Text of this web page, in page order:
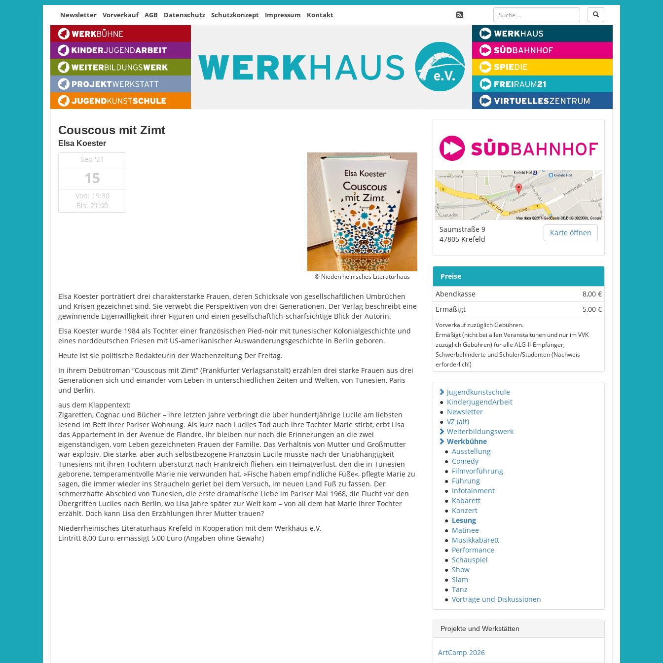
Newsletter Vorverkauf AGB Datenschutz Schutzkonzept Impressum Kontakt
Couscous mit Zimt
Elsa Koester
Sep '21
15
Von: 19:30
Bis: 21:00
© Niederrheinisches Literaturhaus
Elsa Koester porträtiert drei charakterstarke Frauen, deren Schicksale von gesellschaftlichen Umbrüchen
und Krisen gezeichnet sind. Sie verwebt die Perspektiven von drei Generationen. Der Verlag beschreibt eine
gewinnende Eigenwilligkeit ihrer Figuren und einen gesellschaftlich-scharfsichtige Blick der Autorin.
Elsa Koester wurde 1984 als Tochter einer französischen Pied-noir mit tunesischer Kolonialgeschichte und
eines norddeutschen Friesen mit US-amerikanischer Auswanderungsgeschichte in Berlin geboren.
Heute ist sie politische Redakteurin der Wochenzeitung Der Freitag.
In ihrem Debütroman “Couscous mit Zimt” (Frankfurter Verlagsanstalt) erzählen drei starke Frauen aus drei
Generationen sich und einander vom Leben in unterschiedlichen Zeiten und Welten, von Tunesien, Paris
und Berlin.
aus dem Klappentext:
Zigaretten, Cognac und Bücher – ihre letzten Jahre verbringt die über hundertjährige Lucile am liebsten
lesend im Bett ihrer Pariser Wohnung. Als kurz nach Luciles Tod auch ihre Tochter Marie stirbt, erbt Lisa
das Appartement in der Avenue de Flandre. Ihr bleiben nur noch die Erinnerungen an die zwei
eigenständigen, vom Leben gezeichneten Frauen der Familie. Das Verhältnis von Mutter und Großmutter
war explosiv. Die starke, aber auch selbstbezogene Französin Lucile musste nach der Unabhängigkeit
Tunesiens mit ihren Töchtern überstürzt nach Frankreich fliehen, ein Heimatverlust, den die in Tunesien
geborene, temperamentvolle Marie nie verwunden hat. »Fische haben empfindliche Füße«, pflegte Marie zu
sagen, die immer wieder ins Straucheln geriet bei dem Versuch, im neuen Land Fuß zu fassen. Der
schmerzhafte Abschied von Tunesien, die erste dramatische Liebe im Pariser Mai 1968, die Flucht vor den
Übergriffen Luciles nach Berlin, wo Lisa Jahre später zur Welt kam – von all dem hat Marie ihrer Tochter
erzählt. Doch kann Lisa den Erzählungen ihrer Mutter trauen?
Niederrheinisches Literaturhaus Krefeld in Kooperation mit dem Werkhaus e.V.
Eintritt 8,00 Euro, ermässigt 5,00 Euro (Angaben ohne Gewähr)
Karte öffnen
Saumstraße 9
47805 Krefeld
Preise
Abendkasse
8,00 €
Ermäßigt
5,00 €
Vorverkauf zuzüglich Gebühren.
Ermäßigt (nicht bei allen Veranstaltunen und nur im VVK
zuzüglich Gebühren) für alle ALG-II-Empfänger,
Schwerbehinderte und Schüler/Studenten (Nachweis
erforderlich!)
Jugendkunstschule
● KinderJugendArbeit
● Newsletter
● VZ (alt)
Weiterbildungswerk
Werkbühne
● Ausstellung
● Comedy
● Filmvorführung
● Führung
● Infotainment
● Kabarett
● Konzert
● Lesung
● Matinee
● Musikkabarett
● Performance
● Schauspiel
● Show
● Slam
● Tanz
● Vorträge und Diskussionen
Projekte und Werkstätten
ArtCamp 2026